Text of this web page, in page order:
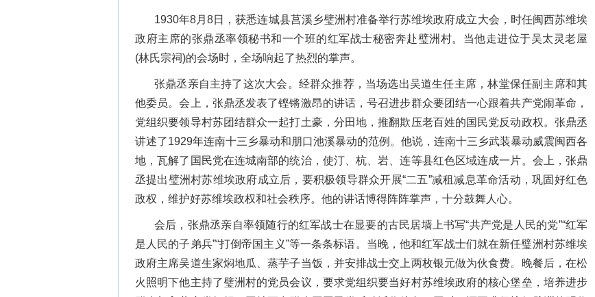
1930年8月8日，获悉连城县莒溪乡璧洲村准备举行苏维埃政府成立大会，时任闽西苏维埃
政府主席的张鼎丞率领秘书和一个班的红军战士秘密奔赴璧洲村。当他走进位于吴太灵老屋
(林氏宗祠)的会场时，全场响起了热烈的掌声。
张鼎丞亲自主持了这次大会。经群众推荐，当场选出吴道生任主席，林堂保任副主席和其
他委员。会上，张鼎丞发表了铿锵激昂的讲话，号召进步群众要团结一心跟着共产党闹革命，
党组织要领导村苏团结群众一起打土豪，分田地，推翻欺压老百姓的国民党反动政权。张鼎丞
讲述了1929年连南十三乡暴动和朋口池溪暴动的范例。他说，连南十三乡武装暴动威震闽西各
地，瓦解了国民党在连城南部的统治，使汀、杭、岩、连等县红色区域连成一片。会上，张鼎
丞提出璧洲村苏维埃政府成立后，要积极领导群众开展“二五”减租减息革命活动，巩固好红色
政权，维护好苏维埃政权和社会秩序。他的讲话博得阵阵掌声，十分鼓舞人心。
会后，张鼎丞亲自率领随行的红军战士在显要的古民居墙上书写“共产党是人民的党”“红军
是人民的子弟兵”“打倒帝国主义”等一条条标语。当晚，他和红军战士们就在新任璧洲村苏维埃
政府主席吴道生家焖地瓜、蒸芋子当饭，并安排战士交上两枚银元做为伙食费。晚餐后，在松
火照明下他主持了璧洲村的党员会议，要求党组织要当好村苏维埃政府的核心堡垒，培养进步